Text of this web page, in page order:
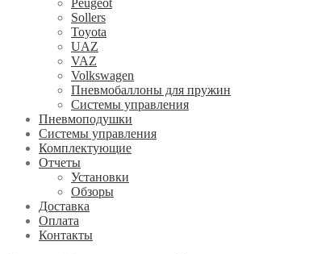
Peugeot
Sollers
Toyota
UAZ
VAZ
Volkswagen
Пневмобаллоны для пружин
Системы управления
Пневмоподушки
Системы управления
Комплектующие
Отчеты
Установки
Обзоры
Доставка
Оплата
Контакты